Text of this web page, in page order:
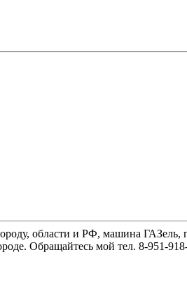
области и РФ, машина
Обращайтесь мой тел. 8-951-